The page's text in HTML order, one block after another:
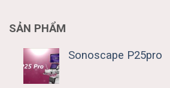
SẢN PHẨM
Sonoscape P25pro